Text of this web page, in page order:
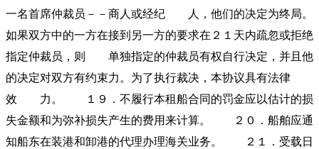
一名首席仲裁员－－商人或经纪 人，他们的决定为终局。
如果双方中的一方在接到另一方的要求在２１天内疏忽或拒绝
指定仲裁员，则 单独指定的仲裁员有权自行决定，并且他
的决定对双方有约束力。为了执行裁决，本协议具有法律
效 力。 １９．不履行本租船合同的罚金应以估计的损
失金额和为弥补损失产生的费用来计算。 ２０．船舶应通
知船东在装港和卸港的代理办理海关业务。 ２１．受载日